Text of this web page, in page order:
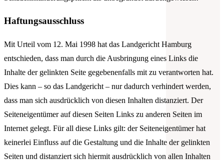
Haftungsausschluss
Mit Urteil vom 12. Mai 1998 hat das Landgericht Hamburg
entschieden, dass man durch die Ausbringung eines Links die
Inhalte der gelinkten Seite gegebenenfalls mit zu verantworten hat.
Dies kann – so das Landgericht – nur dadurch verhindert werden,
dass man sich ausdrücklich von diesen Inhalten distanziert. Der
Seiteneigentümer auf diesen Seiten Links zu anderen Seiten im
Internet gelegt. Für all diese Links gilt: der Seiteneigentümer hat
keinerlei Einfluss auf die Gestaltung und die Inhalte der gelinkten
Seiten und distanziert sich hiermit ausdrücklich von allen Inhalten